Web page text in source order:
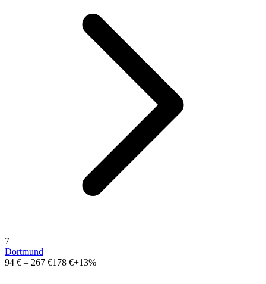
7
Dortmund
94 € – 267 €178 €+13%